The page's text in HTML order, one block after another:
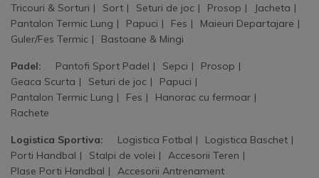
Tricouri & Sorturi
Sort Seturi de joc Prosop
Jacheta
Pantalon Termic Lung
Papuci Fes
Maieuri Departajare
Guler/Fes Termic
Bastoane & Mingi
Padel: Pantofi Sport Padel Sepci
Prosop
Geaca Scurta
Seturi de joc
Papuci
Pantalon Termic Lung
Fes
Hanorac cu fermoar
Rachete
Logistica Sportiva: Logistica Fotbal
Logistica Baschet
Porti Handbal
Stalpi de volei
Accesorii Teren
Plase Porti Handbal
Accesorii Antrenament